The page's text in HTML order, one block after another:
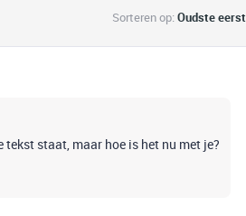
Sorteren op:Oudste eerst
staat, maar hoe is het nu met je?